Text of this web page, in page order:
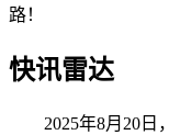
路！
快讯雷达
2025年8月20日